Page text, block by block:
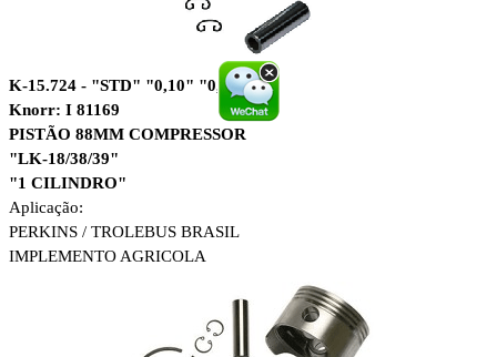
K-15.724 - "STD" "0,10" "0,20"
Knorr: I 81169
PISTÃO 88MM COMPRESSOR
"LK-18/38/39"
"1 CILINDRO"
Aplicação:
PERKINS / TROLEBUS BRASIL
IMPLEMENTO AGRICOLA